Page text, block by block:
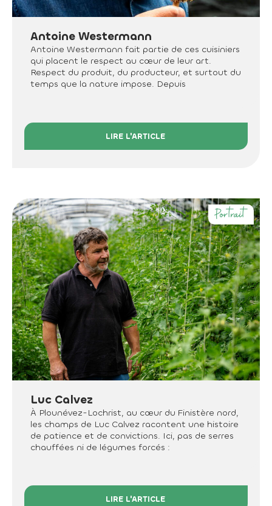
Antoine Westermann
Antoine Westermann fait partie de ces cuisiniers
qui placent le respect au cœur de leur art.
Respect du produit, du producteur, et surtout du
temps que la nature impose. Depuis
LIRE L'ARTICLE
Portrait
Luc Calvez
À Plounévez-Lochrist, au cœur du Finistère nord,
les champs de Luc Calvez racontent une histoire
de patience et de convictions. Ici, pas de serres
chauffées ni de légumes forcés :
LIRE L'ARTICLE